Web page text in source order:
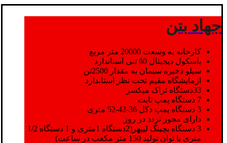
جهاد بتن
کارخانه به وسعت 20000 متر مربع
باسکول دیجیتال 60 تنی استاندارد
سیلو ذخیره سیمان به مقدار 2500تن
ازمایشگاه مقیم تحت نظر استاندارد
33دستگاه تراک میکسر
7 دستگاه پمپ ثابت
3 دستگاه پمپ دکل 36-42-52 متری
دارای مجوز تردد در روز
3 دستگاه بچینگ لیپهر(2دستگاه 1متری و 1 دستگاه 1/2
متری با توان تولید 150 متر مکعب در ساعت)